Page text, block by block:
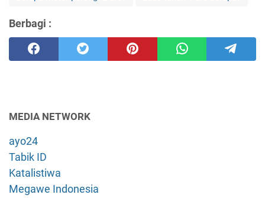
Berbagi :
MEDIA NETWORK
ayo24
Tabik ID
Katalistiwa
Megawe Indonesia